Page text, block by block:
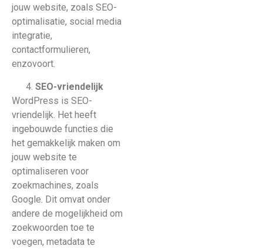
jouw website, zoals SEO-
optimalisatie, social media
integratie,
contactformulieren,
enzovoort.
SEO-vriendelijk
WordPress is SEO-
vriendelijk. Het heeft
ingebouwde functies die
het gemakkelijk maken om
jouw website te
optimaliseren voor
zoekmachines, zoals
Google. Dit omvat onder
andere de mogelijkheid om
zoekwoorden toe te
voegen, metadata te